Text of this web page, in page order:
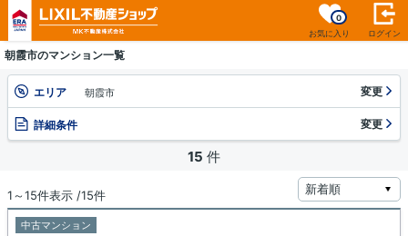
お気に入り
0
ログイン
朝霞市のマンション一覧
エリア 朝霞市 変更
詳細条件 変更
15 件
1～15件表示 /15件
中古マンション